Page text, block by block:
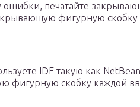
ошибки, печатайте
фигурную
IDE такую как
фигурную скобку каждой